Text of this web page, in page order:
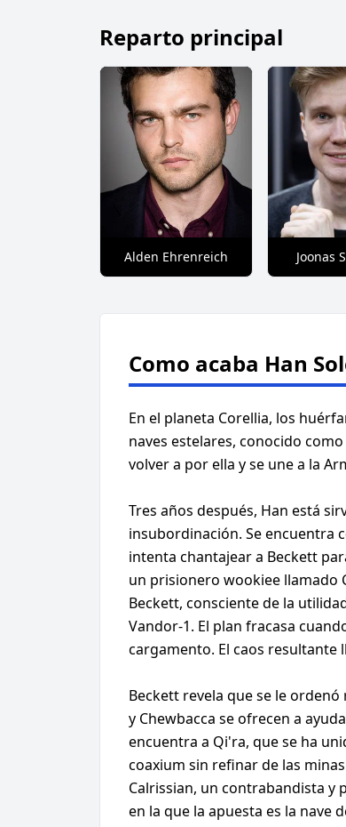
Reparto principal
Alden Ehrenreich Joonas
Como acaba Han
En el planeta Corellia, los
naves estelares, conocido
volver a por ella y se une a la
Tres años después, Han está
insubordinación. Se encuentra
intenta chantajear a Beckett
un prisionero wookiee llamado
Beckett, consciente de la
Vandor-1. El plan fracasa
cargamento. El caos resultante
Beckett revela que se le
y Chewbacca se ofrecen a
encuentra a Qi'ra, que se ha
coaxium sin refinar de las
Calrissian, un contrabandista y
en la que la apuesta es la nave